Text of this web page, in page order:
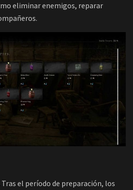
eliminar enemigos, reparar
el período de preparación, los